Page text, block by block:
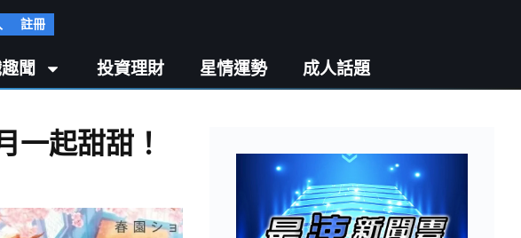
註冊
聞 投資理財 星情運勢 成人話題
一起甜甜！